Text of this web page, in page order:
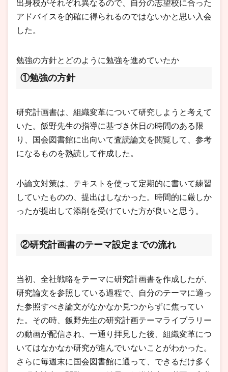
出身校がそれぞれ異なるので、自分の志望校に合った
アドバイスを的確に得られるのではないかと思い入会
した。
勉強の方針とどのように勉強を進めていたか
①勉強の方針
研究計画書は、組織変革について研究しようと考えて
いた。飯野先生の指導に基づき休日の時間のある限
り、国会図書館に出向いて査読論文を閲覧して、参考
になるものを熟読して作成した。
小論文対策は、テキストを使って定期的に書いて練習
していたものの、提出はしなかった。時間的に厳しか
ったが提出して添削を受けていた方が良いと思う。
②研究計画書のテーマ設定までの流れ
当初、全社戦略をテーマに研究計画書を作成したが、
研究論文を参照している過程で、自分のテーマに適っ
た参照すべき論文がなかなか見つからずに焦ってい
た。その時、飯野先生の研究計画テーマライブラリー
の動画が配信され、一通り拝見した後、組織変革につ
いてはなかなか研究が進んでいないことがわかった。
さらに毎週末に国会図書館に通って、できるだけ多く